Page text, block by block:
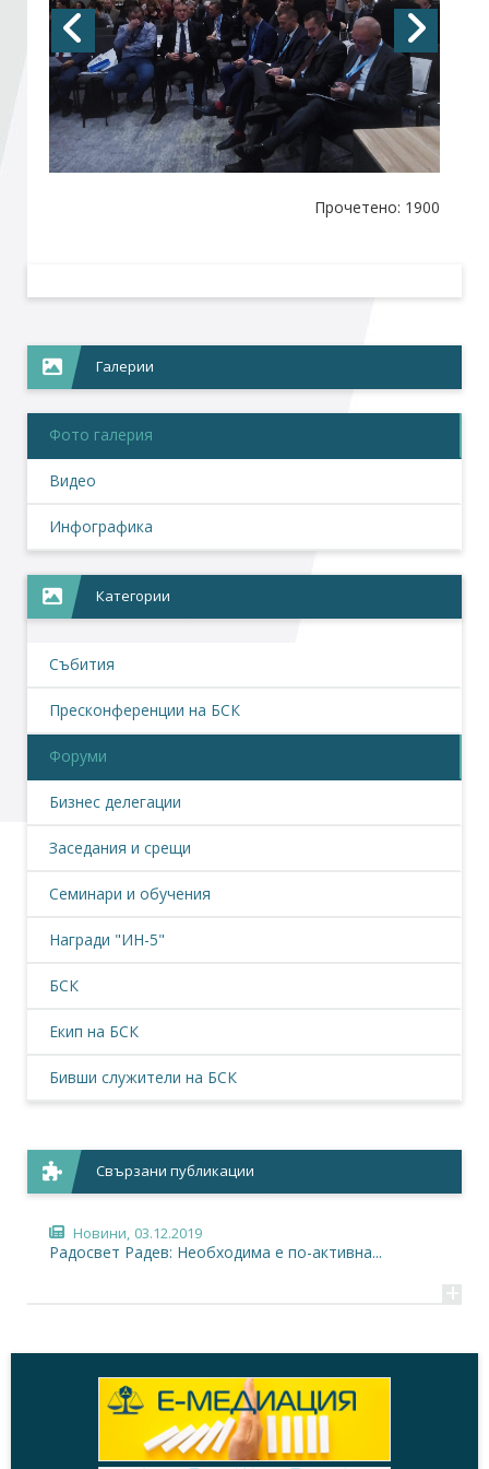
Стани член
Абонирайте се!
Прочетено: 1900
Галерии
Фото галерия
Видео
Инфографика
Категории
Събития
Пресконференции на БСК
Форуми
Бизнес делегации
Заседания и срещи
Семинари и обучения
Награди "ИН-5"
БСК
Екип на БСК
Бивши служители на БСК
Свързани публикации
Новини, 03.12.2019
Радосвет Радев: Необходима е по-активна...
+